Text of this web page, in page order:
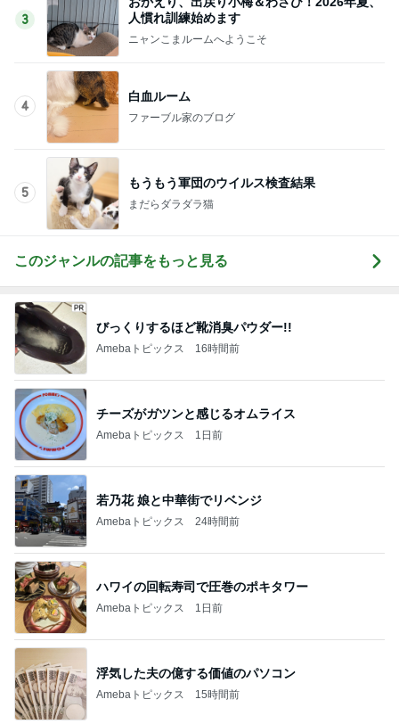
3
人慣れ訓練始めます
ニャンこまルームへようこそ
4
白血ルーム
ファーブル家のブログ
5
もうもう軍団のウイルス検査結果
まだらダラダラ猫
このジャンルの記事をもっと見る
びっくりするほど靴消臭パウダー!!
Amebaトピックス 16時間前
チーズがガツンと感じるオムライス
Amebaトピックス 1日前
若乃花 娘と中華街でリベンジ
Amebaトピックス 24時間前
ハワイの回転寿司で圧巻のポキタワー
Amebaトピックス 1日前
浮気した夫の億する価値のパソコン
Amebaトピックス 15時間前